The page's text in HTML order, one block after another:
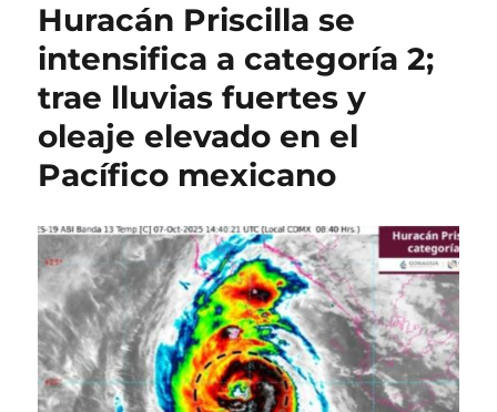
Huracán Priscilla se
intensifica a categoría 2;
trae lluvias fuertes y
oleaje elevado en el
Pacífico mexicano